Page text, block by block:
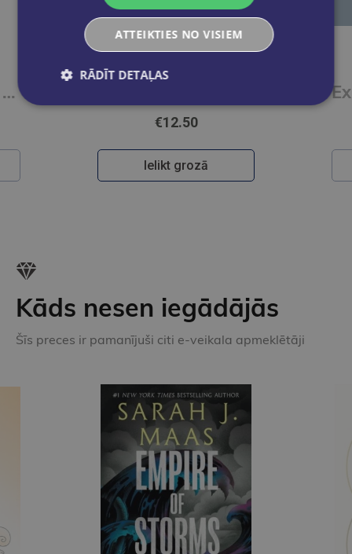
Le francais pour tous / French for everyone. La prononciation du francais (A1/A2) Livre + Audio
€12.50
Ielikt grozā
Kāds nesen iegādājās
Šīs preces ir pamanījuši citi e-veikala apmeklētāji
ATTEIKTIES NO VISIEM
RĀDĪT DETAĻAS